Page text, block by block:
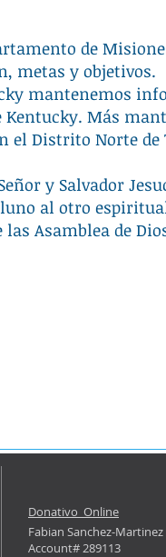
de
metas y objetivos.
mantenemos
Kentucky. Más
el Distrito Norte de
y Salvador
al otro
Asamblea de
Donativo Online
Fabian Sanchez-Martinez
Account# 289113